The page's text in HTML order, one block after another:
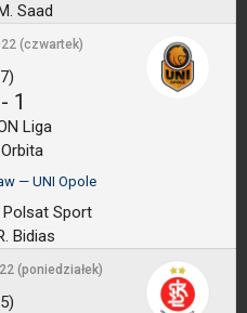
Saad
(czwartek)
- 1
Liga
— UNI Opole
Polsat Sport
Bidias
(poniedziałek)